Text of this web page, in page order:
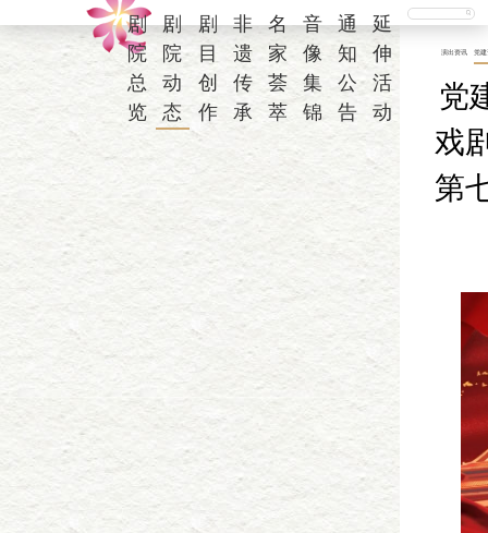
剧
院
总
览
剧
院
动
态
剧
目
创
作
非
遗
传
承
名
家
荟
萃
音
像
集
锦
通
知
公
告
延
伸
活
动
演出资讯 党建
党
戏
第